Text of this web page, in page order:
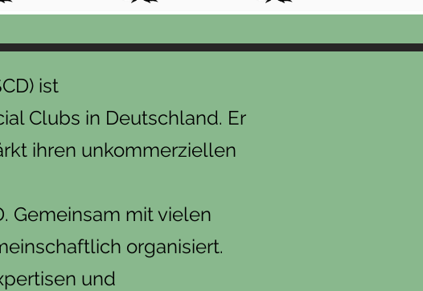
ist
Clubs in Deutschland. Er
ihren unkommerziellen
Gemeinsam mit vielen
organisiert.
und